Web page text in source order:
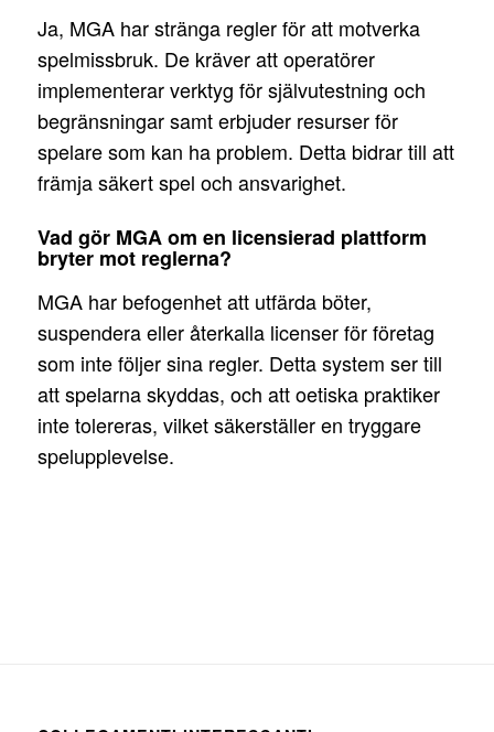
Ja, MGA har stränga regler för att motverka
spelmissbruk. De kräver att operatörer
implementerar verktyg för självutestning och
begränsningar samt erbjuder resurser för
spelare som kan ha problem. Detta bidrar till att
främja säkert spel och ansvarighet.
Vad gör MGA om en licensierad plattform
bryter mot reglerna?
MGA har befogenhet att utfärda böter,
suspendera eller återkalla licenser för företag
som inte följer sina regler. Detta system ser till
att spelarna skyddas, och att oetiska praktiker
inte tolereras, vilket säkerställer en tryggare
spelupplevelse.